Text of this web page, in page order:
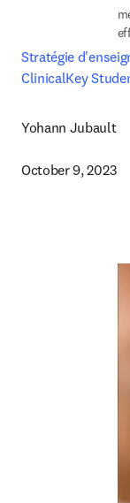
Stratégie
ClinicalKey
Yohann Jubault
October 9, 2023